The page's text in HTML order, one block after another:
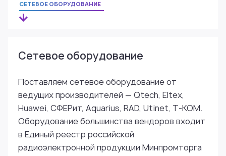
СЕТЕВОЕ ОБОРУДОВАНИЕ
Сетевое оборудование
Поставляем сетевое оборудование от
ведущих производителей — Qtech, Eltex,
Huawei, СФЕРит, Aquarius, RAD, Utinet, Т-КОМ.
Оборудование большинства вендоров входит
в Единый реестр российской
радиоэлектронной продукции Минпромторга